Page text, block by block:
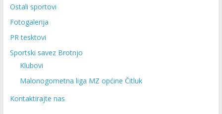
Ostali sportovi
Fotogalerija
PR tesktovi
Sportski savez Brotnjo
Klubovi
Malonogometna liga MZ općine Čitluk
Kontaktirajte nas